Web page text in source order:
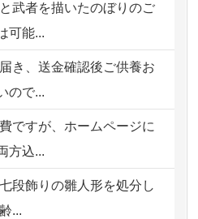
の方からお申込み
の方からお申込み
用させていただきまし
たお人形をきちんと供養
可愛がってきた七段飾り
読み、丁寧に供養してい
武者を描いたのぼりのご
可能...
き、送金確認後ご供養お
ので...
ですが、ホームページに
方込...
段飾りの雛人形を処分し
...